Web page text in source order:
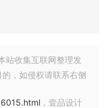
站收集互联网整理发
，如侵权请联系右侧
，壹品设计